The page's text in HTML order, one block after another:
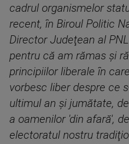
cadrul organismelor
recent, în Biroul Politic
Director Judeţean al
pentru că am rămas şi
principiilor liberale în
vorbesc liber despre ce
ultimul an şi jumătate,
a oamenilor 'din afară',
electoratul nostru